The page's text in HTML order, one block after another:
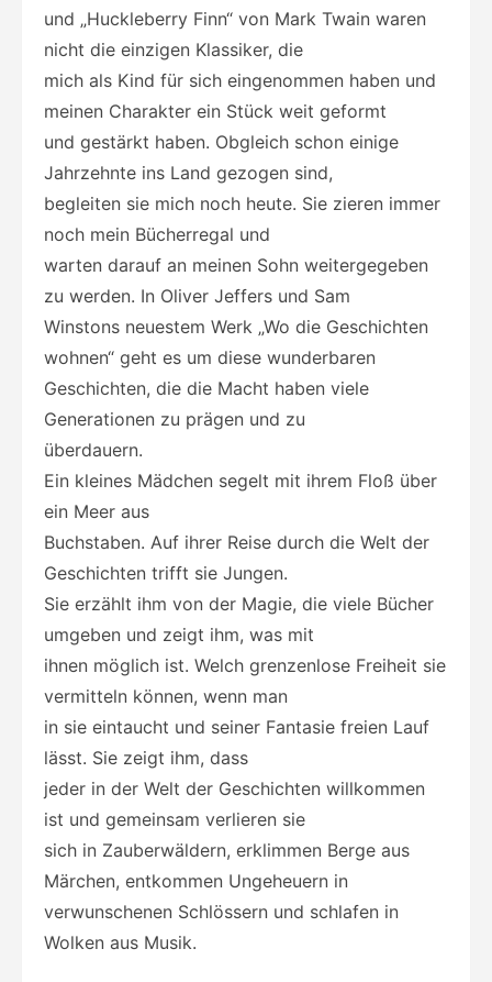
und „Huckleberry Finn“ von Mark Twain waren
nicht die einzigen Klassiker, die
mich als Kind für sich eingenommen haben und
meinen Charakter ein Stück weit geformt
und gestärkt haben. Obgleich schon einige
Jahrzehnte ins Land gezogen sind,
begleiten sie mich noch heute. Sie zieren immer
noch mein Bücherregal und
warten darauf an meinen Sohn weitergegeben
zu werden. In Oliver Jeffers und Sam
Winstons neuestem Werk „Wo die Geschichten
wohnen“ geht es um diese wunderbaren
Geschichten, die die Macht haben viele
Generationen zu prägen und zu
überdauern.
Ein kleines Mädchen segelt mit ihrem Floß über
ein Meer aus
Buchstaben. Auf ihrer Reise durch die Welt der
Geschichten trifft sie Jungen.
Sie erzählt ihm von der Magie, die viele Bücher
umgeben und zeigt ihm, was mit
ihnen möglich ist. Welch grenzenlose Freiheit sie
vermitteln können, wenn man
in sie eintaucht und seiner Fantasie freien Lauf
lässt. Sie zeigt ihm, dass
jeder in der Welt der Geschichten willkommen
ist und gemeinsam verlieren sie
sich in Zauberwäldern, erklimmen Berge aus
Märchen, entkommen Ungeheuern in
verwunschenen Schlössern und schlafen in
Wolken aus Musik.